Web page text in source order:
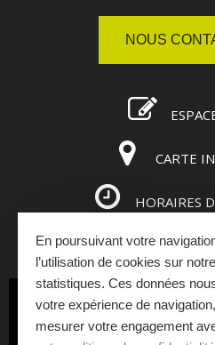
NOUS
CARTE
HORAIRES
INSCRIVEZ-
À LA
En poursuivant votre
l’utilisation de cookies sur
statistiques. Ces données
votre expérience de
mesurer votre engagement